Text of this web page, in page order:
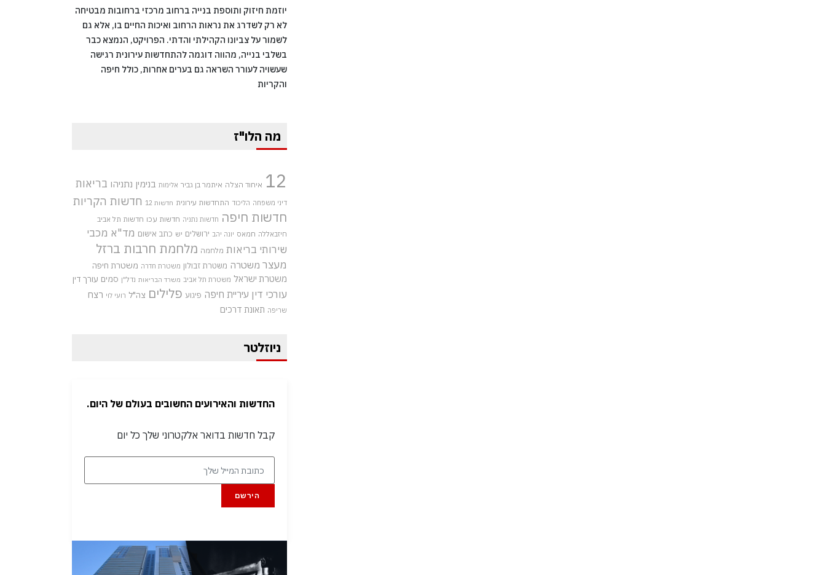
יוזמת חיזוק ותוספת בנייה ברחוב מרכזי ברחובות מבטיחה
לא רק לשדרג את נראות הרחוב ואיכות החיים בו, אלא גם
לשמור על צביונו הקהילתי והדתי. הפרויקט, הנמצא כבר
בשלבי בנייה, מהווה דוגמה להתחדשות עירונית רגישה
שעשויה לעורר השראה גם בערים אחרות, כולל חיפה
והקריות
מה הלו"ז
12 איחוד הצלה איתמר בן גביר אלימות בנימין נתניהו בריאות
דיני משפחה הליכוד התחדשות עירונית חדשות 12 חדשות הקריות
חדשות חיפה חדשות נתניה חדשות עכו חדשות תל אביב
חיזבאללה חמאס יונה יהב ירושלים יש כתב אישום מד"א מכבי
שירותי בריאות מלחמה מלחמת חרבות ברזל
מעצר משטרה משטרת זבולון משטרת חדרה משטרת חיפה
משטרת ישראל משטרת תל אביב משרד הבריאות נדל"ן סמים עורך דין
עורכי דין עיריית חיפה פיגוע פלילים צה"ל רועי לוי רצח
שריפה תאונת דרכים
ניוזלטר
החדשות והאירועים החשובים בעולם של היום.
קבל חדשות בדואר אלקטרוני שלך כל יום
הירשם